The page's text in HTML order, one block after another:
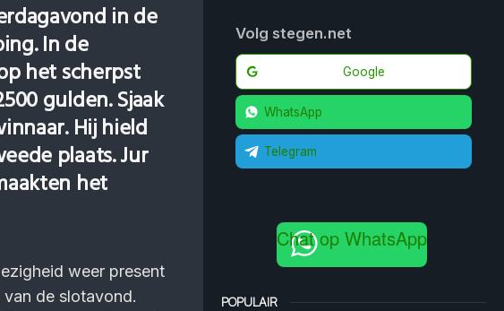
in de
In de
het scherpst
gulden. Sjaak
Hij hield
plaats. Jur
het
weer present
de slotavond.
Volg stegen.net
Google
WhatsApp
Telegram
Chat op WhatsApp
POPULAIR